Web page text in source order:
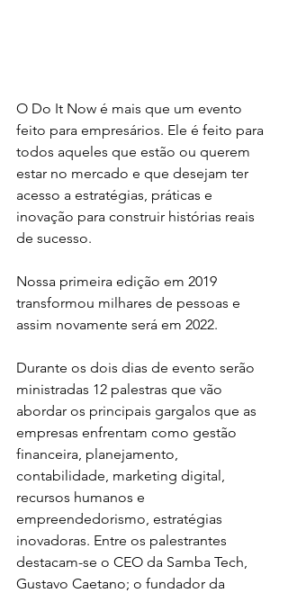
O Do It Now é mais que um evento
feito para empresários. Ele é feito para
todos aqueles que estão ou querem
estar no mercado e que desejam ter
acesso a estratégias, práticas e
inovação para construir histórias reais
de sucesso.
Nossa primeira edição em 2019
transformou milhares de pessoas e
assim novamente será em 2022.
Durante os dois dias de evento serão
ministradas 12 palestras que vão
abordar os principais gargalos que as
empresas enfrentam como gestão
financeira, planejamento,
contabilidade, marketing digital,
recursos humanos e
empreendedorismo, estratégias
inovadoras. Entre os palestrantes
destacam-se o CEO da Samba Tech,
Gustavo Caetano; o fundador da